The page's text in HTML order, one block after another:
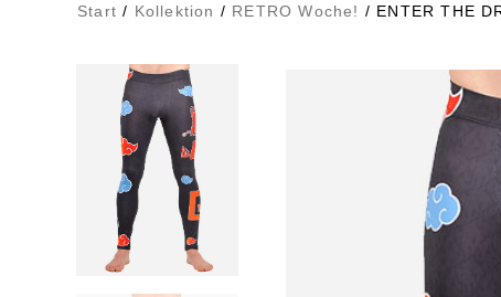
Start / Kollektion / RETRO Woche! / ENTER THE